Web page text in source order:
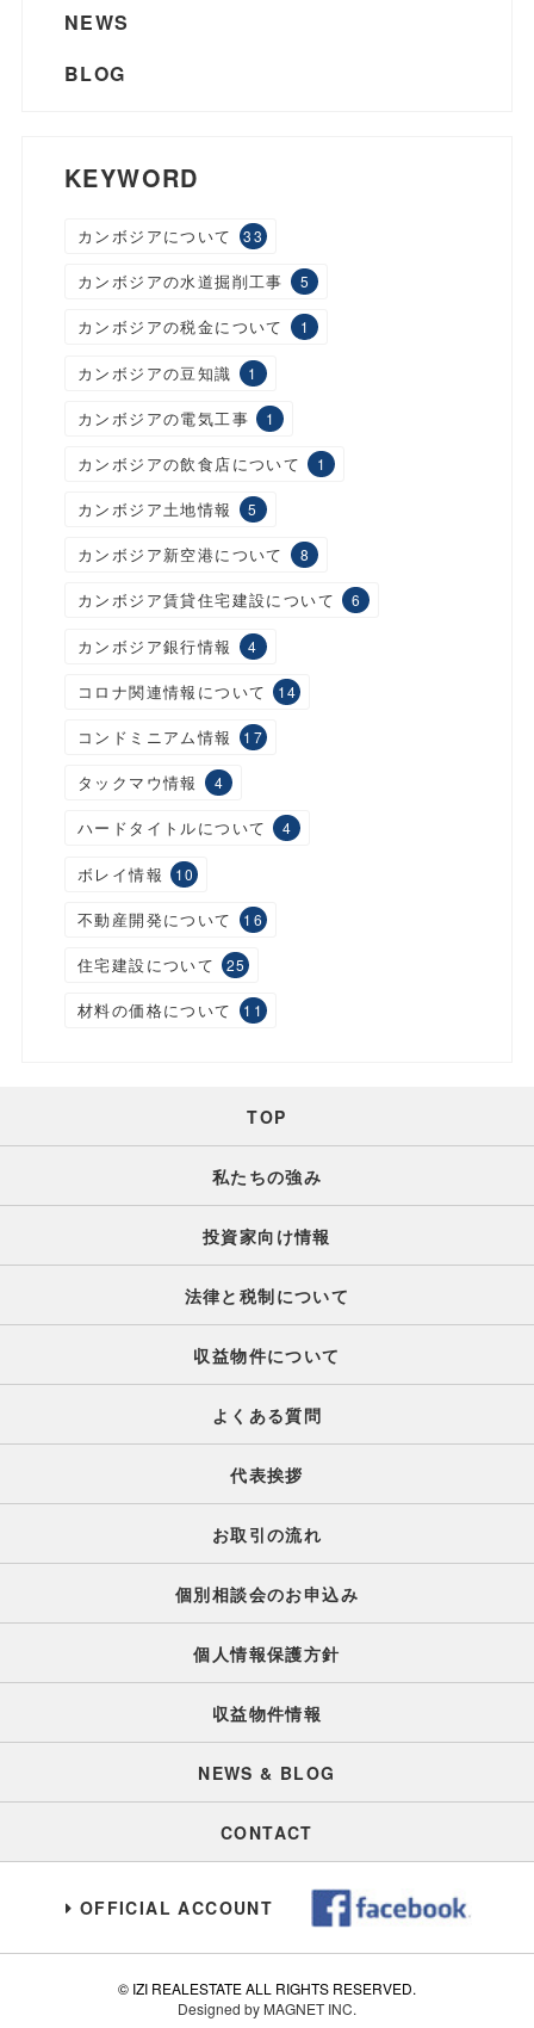
NEWS
BLOG
KEYWORD
カンボジアについて 33
カンボジアの水道掘削工事 5
カンボジアの税金について 1
カンボジアの豆知識 1
カンボジアの電気工事 1
カンボジアの飲食店について 1
カンボジア土地情報 5
カンボジア新空港について 8
カンボジア賃貸住宅建設について 6
カンボジア銀行情報 4
コロナ関連情報について 14
コンドミニアム情報 17
タックマウ情報 4
ハードタイトルについて 4
ボレイ情報 10
不動産開発について 16
住宅建設について 25
材料の価格について 11
TOP
私たちの強み
投資家向け情報
法律と税制について
収益物件について
よくある質問
代表挨拶
お取引の流れ
個別相談会のお申込み
個人情報保護方針
収益物件情報
NEWS & BLOG
CONTACT
OFFICIAL ACCOUNT
© IZI REALESTATE ALL RIGHTS RESERVED.
Designed by MAGNET INC.